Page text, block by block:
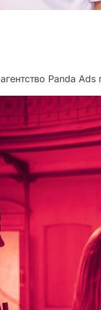
Panda Ads